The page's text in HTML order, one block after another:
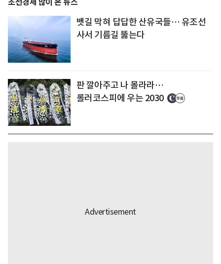
조선경제 많이 본 뉴스
뱃길 막혀 답답한 산유국들… 유조선
사서 기름길 뚫는다
판 깔아주고 나 몰라라…
롤러코스피에 우는 2030